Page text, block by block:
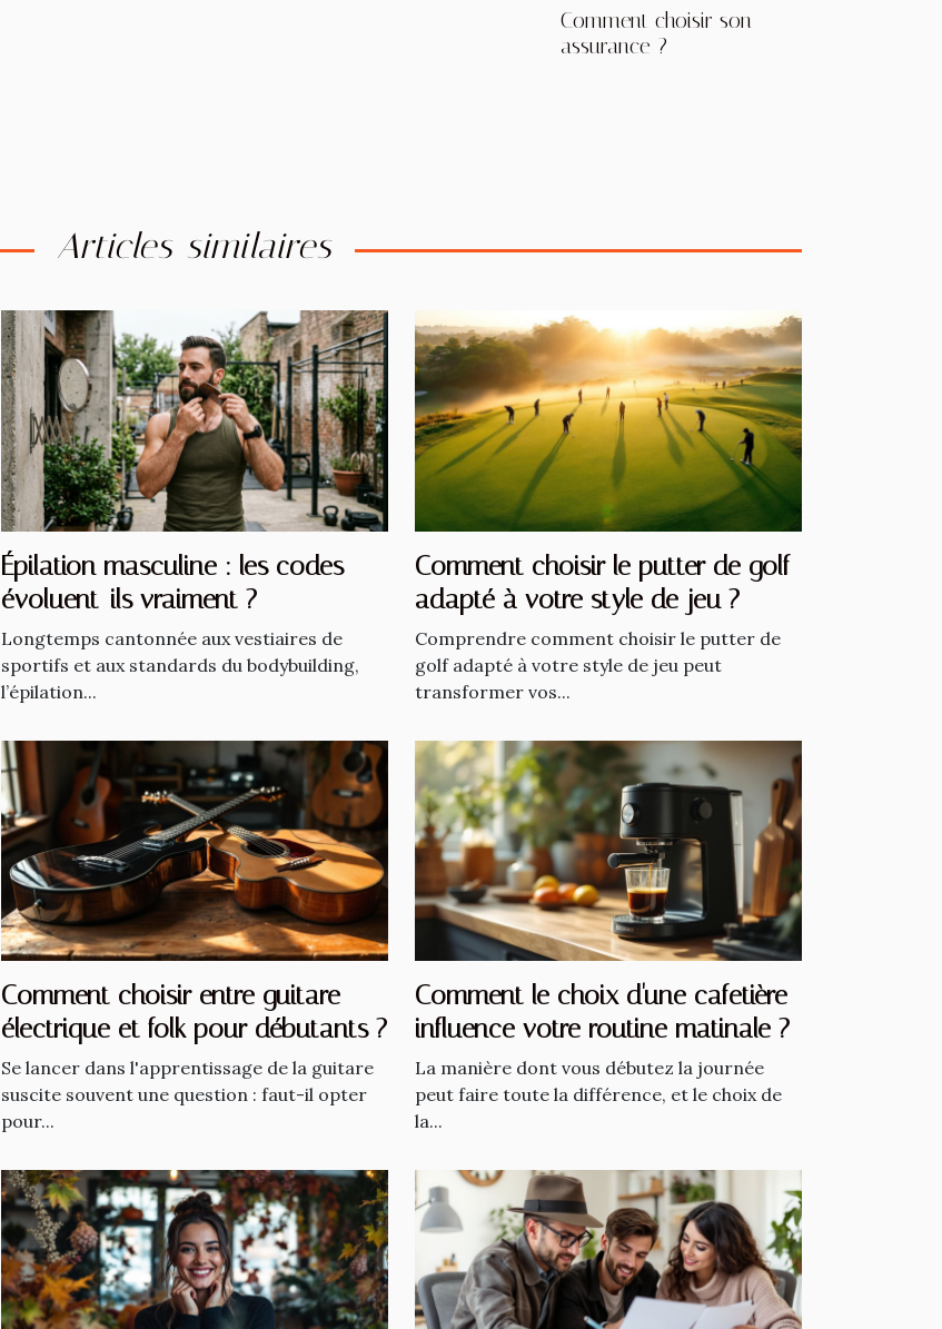
Comment choisir son
assurance ?
Articles similaires
Épilation masculine : les codes
évoluent-ils vraiment ?
Longtemps cantonnée aux vestiaires de
sportifs et aux standards du bodybuilding,
l’épilation...
Comment choisir le putter de golf
adapté à votre style de jeu ?
Comprendre comment choisir le putter de
golf adapté à votre style de jeu peut
transformer vos...
Comment choisir entre guitare
électrique et folk pour débutants ?
Se lancer dans l'apprentissage de la guitare
suscite souvent une question : faut-il opter
pour...
Comment le choix d'une cafetière
influence votre routine matinale ?
La manière dont vous débutez la journée
peut faire toute la différence, et le choix de
la...